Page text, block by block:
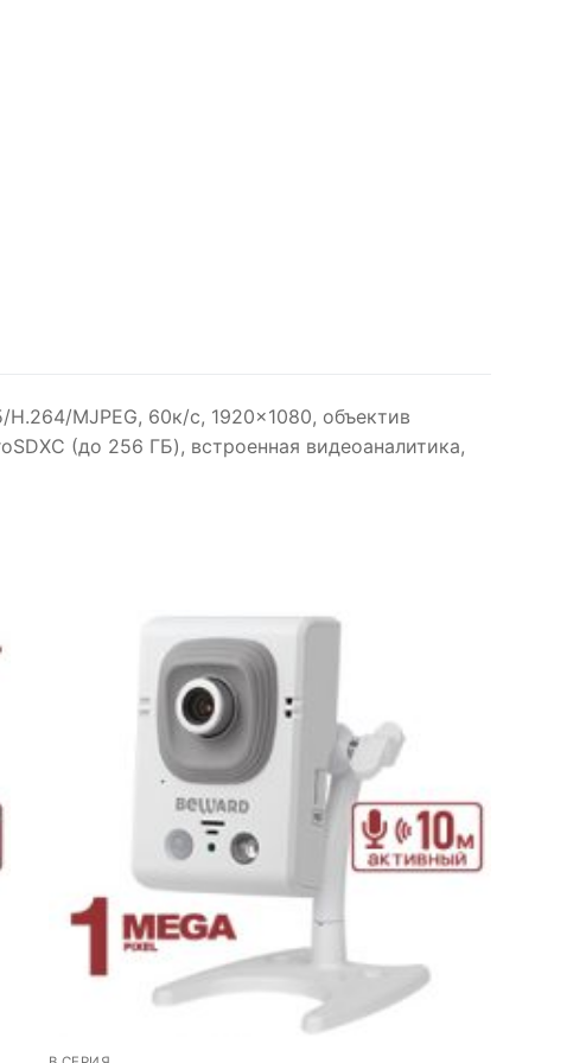
MJPEG, 60к/с, 1920×1080, объектив
(до 256 ГБ), встроенная видеоаналитика,